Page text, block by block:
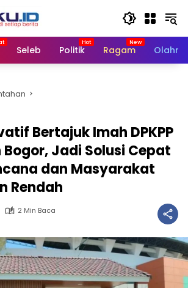
Seleb Politik Ragam
Bertajuk Imah DPKPP
Jadi Solusi Cepat
dan Masyarakat
Rendah
2 Min Baca